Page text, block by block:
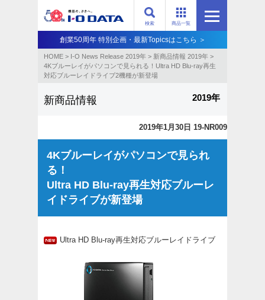
商品一覧
検索
創業50周年 特別企画・最新Topicsはこちら ＞
HOME > I-O News Release 2019年 > 新商品情報 2019年 >
4Kブルーレイがパソコンで見られる！Ultra HD Blu-ray再生
対応ブルーレイドライブ2機種が新登場
新商品情報 2019年
2019年1月30日 19-NR009
4Kブルーレイがパソコンで見られ
る！
Ultra HD Blu-ray再生対応ブルーレ
イドライブが新登場
Ultra HD Blu-ray再生対応ブルーレイドライブ